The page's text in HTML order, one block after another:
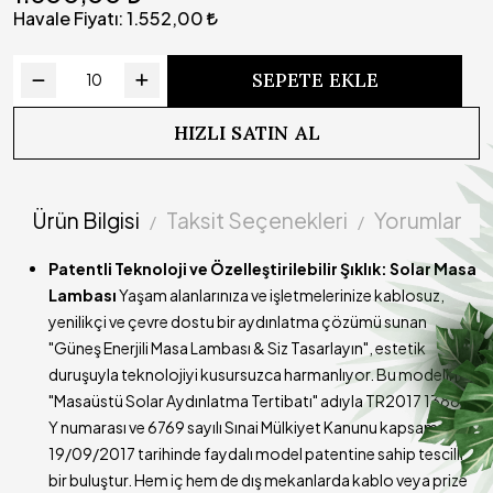
Süresi
Yazılımlı devre sayesinde kademeli olarak ışık gücü
azalmaktadır
Ürünümüzün kargoya teslim süresi 3-5 iş günüdür
Havale Fiyatı:1.552,00
SEPETE EKLE
HIZLI SATIN AL
Ürün Bilgisi Taksit Seçenekleri Yorumlar
Patentli Teknoloji ve Özelleştirilebilir Şıklık: Solar Masa
LambasıYaşam alanlarınıza ve işletmelerinize kablosuz,
yenilikçi ve çevre dostu bir aydınlatma çözümü sunan
"Güneş Enerjili Masa Lambası & Siz Tasarlayın", estetik
duruşuyla teknolojiyi kusursuzca harmanlıyor. Bu modelimiz,
"Masaüstü Solar Aydınlatma Tertibatı" adıyla TR2017 13886
Y numarası ve 6769 sayılı Sınai Mülkiyet Kanunu kapsamında
19/09/2017 tarihinde faydalı model patentine sahip tescilli
bir buluştur. Hem iç hem de dış mekanlarda kablo veya prize